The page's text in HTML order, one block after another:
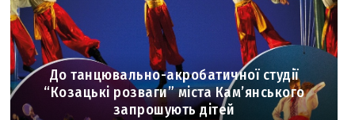
До танцювально-акробатичної студії
“Козацькі розваги” міста Кам’янського
запрошують дітей